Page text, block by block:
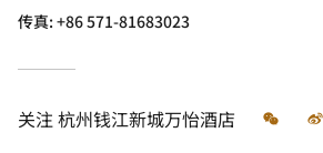
传真:+86 571-81683023
关注 杭州钱江新城万怡酒店 微信